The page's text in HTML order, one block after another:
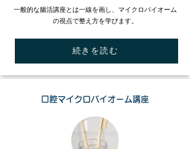
一般的な腸活講座とは一線を画し、マイクロバイオーム
の視点で整え方を学びます。
続きを読む
口腔マイクロバイオーム講座